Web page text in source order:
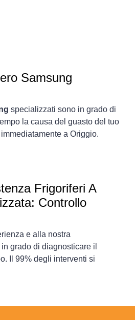
Samsung
specializzati sono in grado di
la causa del guasto del tuo
a Origgio.
Frigoriferi A
Controllo
e alla nostra
grado di diagnosticare il
Il 99% degli interventi si